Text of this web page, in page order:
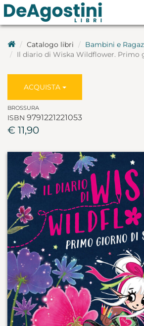
Catalogo libri
Bambini e
Il diario di Wiska Wildflower. Primo
ACQUISTA
BROSSURA
ISBN 9791221221053
€ 11,90